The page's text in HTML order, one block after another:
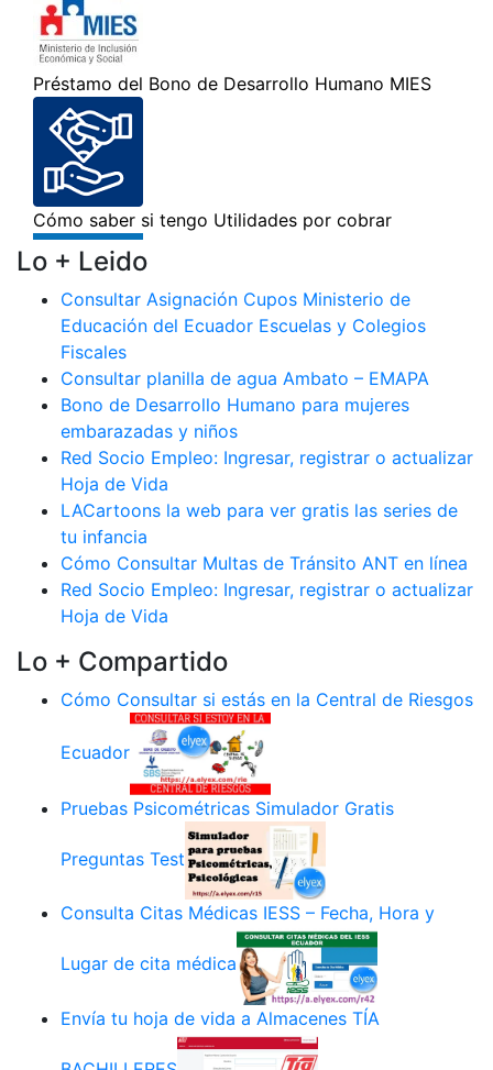
Lo + Leido
Consultar Asignación Cupos Ministerio de
Educación del Ecuador Escuelas y Colegios
Fiscales
Consultar planilla de agua Ambato – EMAPA
Bono de Desarrollo Humano para mujeres
embarazadas y niños
Red Socio Empleo: Ingresar, registrar o actualizar
Hoja de Vida
LACartoons la web para ver gratis las series de
tu infancia
Cómo Consultar Multas de Tránsito ANT en línea
Red Socio Empleo: Ingresar, registrar o actualizar
Hoja de Vida
Lo + Compartido
Cómo Consultar si estás en la Central de Riesgos
Ecuador
Pruebas Psicométricas Simulador Gratis
Preguntas Test
Consulta Citas Médicas IESS – Fecha, Hora y
Lugar de cita médica
Envía tu hoja de vida a Almacenes TÍA